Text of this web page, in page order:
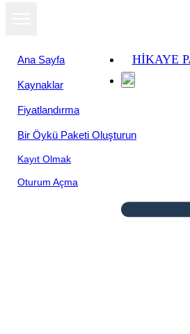
Ana Sayfa
Kaynaklar
Fiyatlandırma
Bir Öykü Paketi Oluşturun
Kayıt Olmak
Oturum Açma
HIKAYE
घटाव लैंडस्केप
Slayt gösterisi
olarak
görüntüle